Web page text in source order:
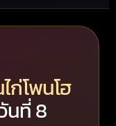
ก่โพนโฮ
นที่ 8